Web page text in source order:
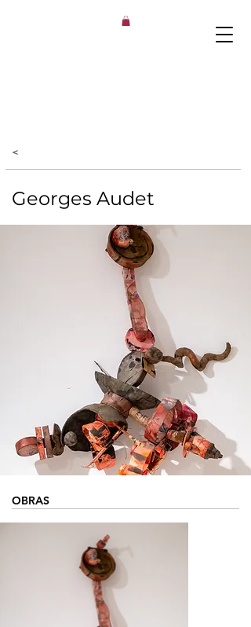
<
Georges Audet
OBRAS